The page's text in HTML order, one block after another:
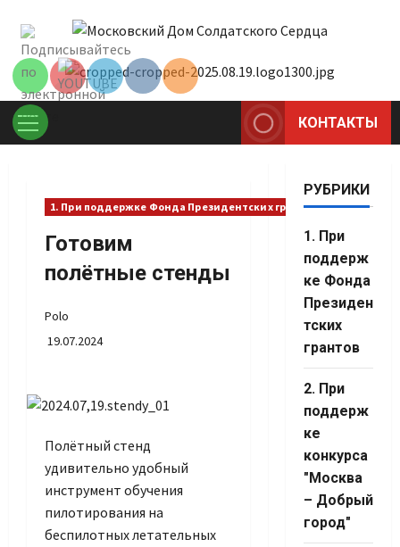
содержимому
Основное
КОНТАКТЫ
1. При поддержке Фонда Президентских грантов
Готовим
полётные стенды
Polo
19.07.2024
Полётный стенд
удивительно удобный
инструмент обучения
пилотирования на
беспилотных летательных
РУБРИКИ
1. При
поддерж
ке Фонда
Президен
тских
грантов
2. При
поддерж
ке
конкурса
"Москва
– Добрый
город"
Set Youtube
Channel ID